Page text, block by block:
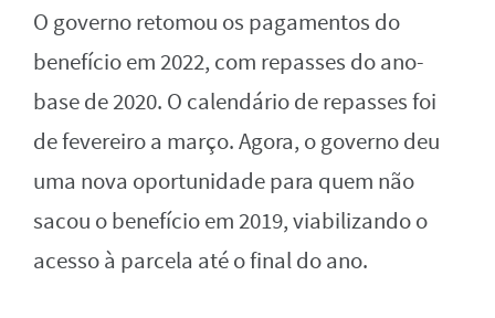
O governo retomou os pagamentos do
benefício em 2022, com repasses do ano-
base de 2020. O calendário de repasses foi
de fevereiro a março. Agora, o governo deu
uma nova oportunidade para quem não
sacou o benefício em 2019, viabilizando o
acesso à parcela até o final do ano.